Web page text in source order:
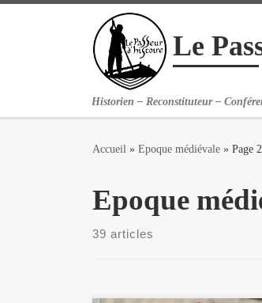
Passer au contenu
Le
Historien – Reconstituteur –
Accueil » Epoque médiévale » Page 2
Epoque
39 articles